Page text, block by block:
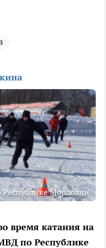
Мордовии
время катания на
по Республике